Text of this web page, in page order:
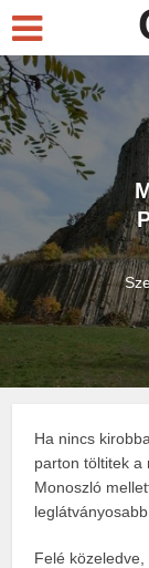
Ha nincs
parton töltitek a
Monoszló
Felé